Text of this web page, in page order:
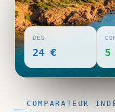
COMPARATEUR
DÈS
24 € 5